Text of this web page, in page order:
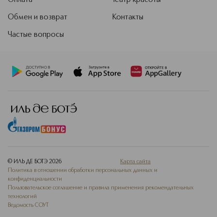
Обмен и возврат
Частые вопросы
Контакты
© ИЛЬ ДЕ БОТЭ 2026
Карта сайта
Политика в отношении обработки персональных данных и
конфиденциальности
Пользовательское соглашение и правила применения рекомендательных
технологий
Ведомость СОУТ